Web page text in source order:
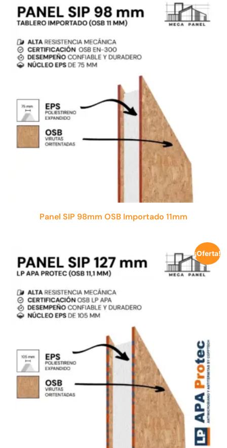
Panel SIP 98mm OSB Importado 11mm
¡Oferta!